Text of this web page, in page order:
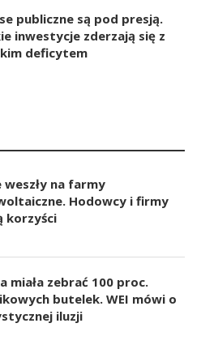
publiczne są pod presją.
inwestycje zderzają się z
deficytem
weszły na farmy
Hodowcy i firmy
korzyści
miała zebrać 100 proc.
butelek. WEI mówi o
iluzji